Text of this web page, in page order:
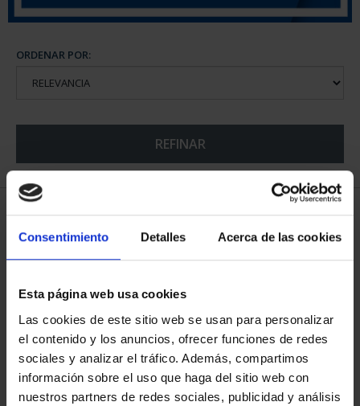
Consentimiento Detalles Acerca de las cookies
Esta página web usa cookies
Las cookies de este sitio web se usan para personalizar
el contenido y los anuncios, ofrecer funciones de redes
sociales y analizar el tráfico. Además, compartimos
información sobre el uso que haga del sitio web con
nuestros partners de redes sociales, publicidad y análisis
ORDENAR POR:
REFINAR
5 Productos encontrados